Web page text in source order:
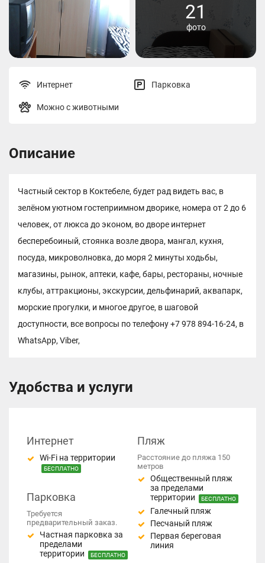
21
фото
Интернет Парковка
Можно с животными
Описание
Частный сектор в Коктебеле, будет рад видеть вас, в
зелёном уютном гостеприимном дворике, номера от 2 до 6
человек, от люкса до эконом, во дворе интернет
бесперебоиный, стоянка возле двора, мангал, кухня,
посуда, микроволновка, до моря 2 минуты ходьбы,
магазины, рынок, аптеки, кафе, бары, рестораны, ночные
клубы, аттракционы, экскурсии, дельфинарий, аквапарк,
морские прогулки, и многое другое, в шаговой
доступности, все вопросы по телефону +7 978 894-16-24, в
WhatsApp, Viber,
Удобства и услуги
Интернет
Wi-Fi на территории
БЕСПЛАТНО
Парковка
Требуется
предварительный заказ.
Частная парковка за
пределами
территории
БЕСПЛАТНО
Пляж
Расстояние до пляжа 150
метров
Общественный пляж
за пределами
территории
БЕСПЛАТНО
Галечный пляж
Песчаный пляж
Первая береговая
линия